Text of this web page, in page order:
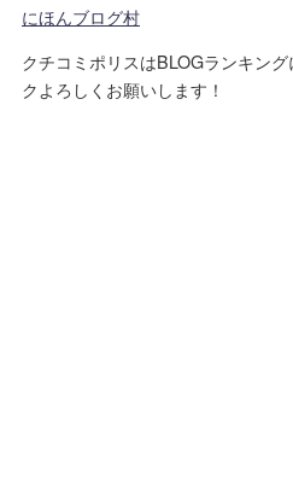
にほんブログ村
クチコミポリスはBLOGランキン
クよろしくお願いします！